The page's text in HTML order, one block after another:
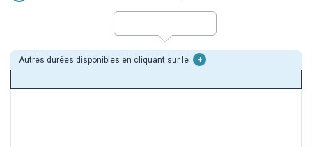
Autres durées disponibles en cliquant sur le +